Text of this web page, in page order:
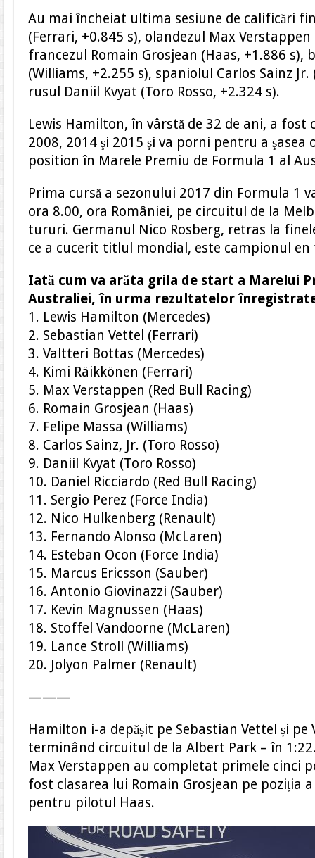
Au mai încheiat ultima sesiune de calificări
(Ferrari, +0.845 s), olandezul Max Verstappen
francezul Romain Grosjean (Haas, +1.886 s),
(Williams, +2.255 s), spaniolul Carlos Sainz Jr.
rusul Daniil Kvyat (Toro Rosso, +2.324 s).
Lewis Hamilton, în vârstă de 32 de ani, a
2008, 2014 şi 2015 şi va porni pentru a şasea
position în Marele Premiu de Formula 1 al
Prima cursă a sezonului 2017 din Formula 1
ora 8.00, ora României, pe circuitul de la
tururi. Germanul Nico Rosberg, retras la
ce a cucerit titlul mondial, este campionul
Iată cum va arăta grila de start a Marelui
Australiei, în urma rezultatelor
1. Lewis Hamilton (Mercedes)
2. Sebastian Vettel (Ferrari)
3. Valtteri Bottas (Mercedes)
4. Kimi Räikkönen (Ferrari)
5. Max Verstappen (Red Bull Racing)
6. Romain Grosjean (Haas)
7. Felipe Massa (Williams)
8. Carlos Sainz, Jr. (Toro Rosso)
9. Daniil Kvyat (Toro Rosso)
10. Daniel Ricciardo (Red Bull Racing)
11. Sergio Perez (Force India)
12. Nico Hulkenberg (Renault)
13. Fernando Alonso (McLaren)
14. Esteban Ocon (Force India)
15. Marcus Ericsson (Sauber)
16. Antonio Giovinazzi (Sauber)
17. Kevin Magnussen (Haas)
18. Stoffel Vandoorne (McLaren)
19. Lance Stroll (Williams)
20. Jolyon Palmer (Renault)
———
Hamilton i-a depășit pe Sebastian Vettel și
terminând circuitul de la Albert Park – în
Max Verstappen au completat primele cinci
fost clasarea lui Romain Grosjean pe poziția
pentru pilotul Haas.